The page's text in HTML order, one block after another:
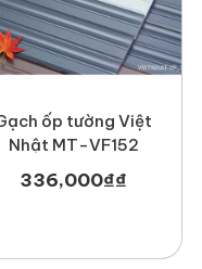
ốp tường Việt
Nhật MT-VF152
336,000₫₫